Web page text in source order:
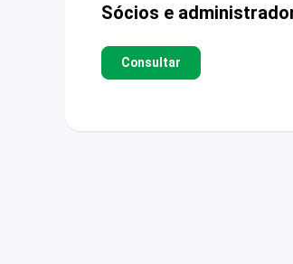
Sócios e
Consultar